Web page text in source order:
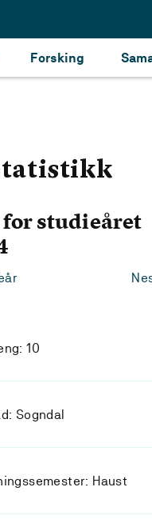
Forsking
studieåret
10
Sogndal
Haust